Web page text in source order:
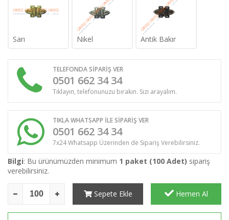
Sarı Nikel Antik Bakır
TELEFONDA SİPARİŞ VER
0501 662 34 34
Tıklayın, telefonunuzu bırakın. Sizi arayalım.
TIKLA WHATSAPP İLE SİPARİŞ VER
0501 662 34 34
7x24 Whatsapp Üzerinden de Sipariş Verebilirsiniz.
Bilgi: Bu ürünümüzden minimum 1 paket (100 Adet) sipariş
verebilirsiniz.
Sepete Ekle Hemen Al